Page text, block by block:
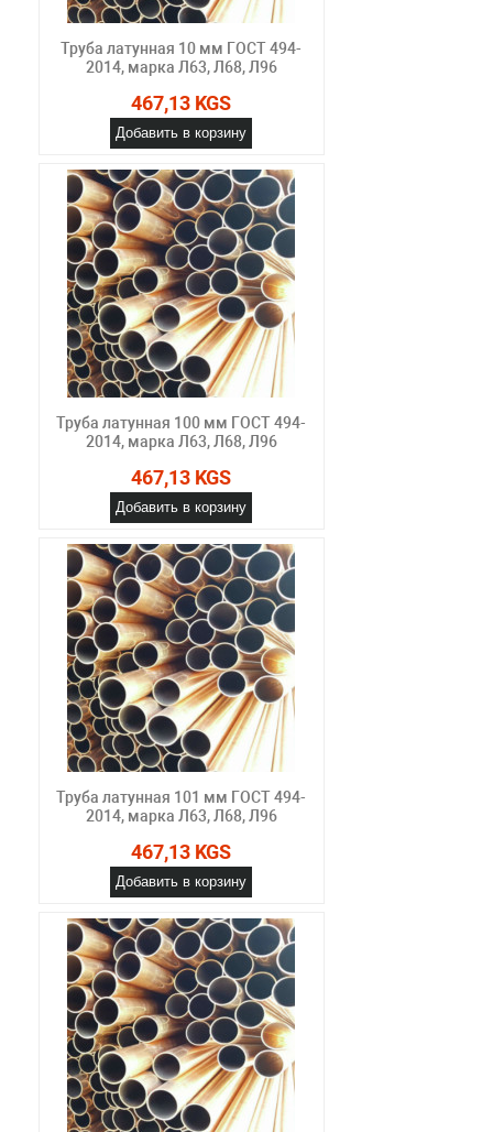
Труба латунная 10 мм ГОСТ 494-
2014, марка Л63, Л68, Л96
467,13 KGS
Добавить в корзину
Труба латунная 100 мм ГОСТ 494-
2014, марка Л63, Л68, Л96
467,13 KGS
Добавить в корзину
Труба латунная 101 мм ГОСТ 494-
2014, марка Л63, Л68, Л96
467,13 KGS
Добавить в корзину